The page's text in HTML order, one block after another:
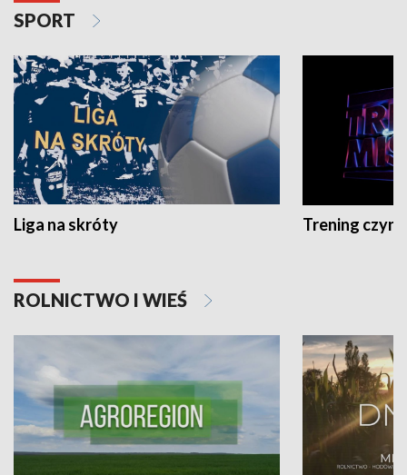
SPORT
Liga na skróty Trening czyni
ROLNICTWO I WIEŚ